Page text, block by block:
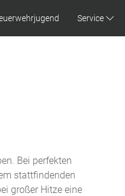
Service
Bei perfekten
stattfindenden
großer Hitze eine